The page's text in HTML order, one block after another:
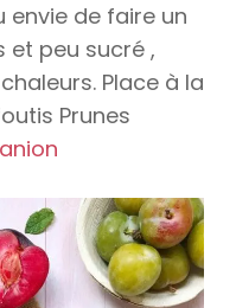
envie de faire un
et peu sucré ,
Place à la
Prunes